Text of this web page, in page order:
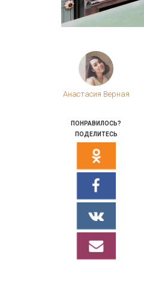
Анастасия Верная
ПОНРАВИЛОСЬ?
ПОДЕЛИТЕСЬ